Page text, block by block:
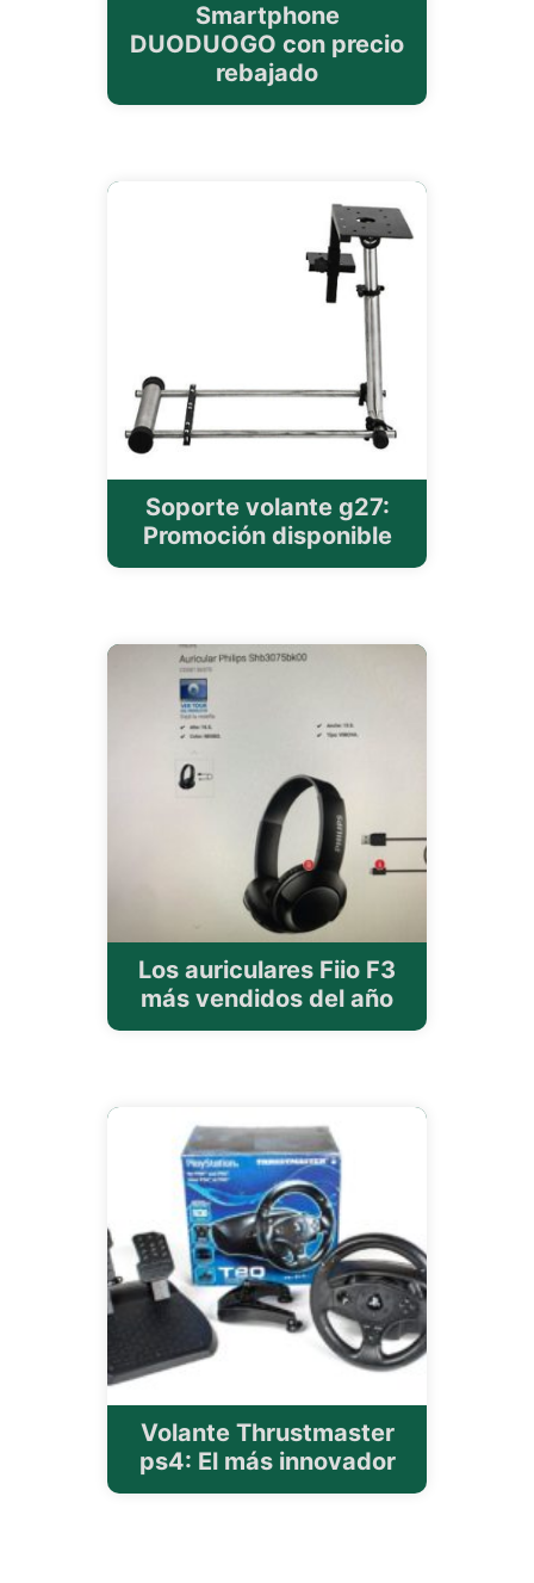
Smartphone
DUODUOGO con precio
rebajado
Soporte volante g27:
Promoción disponible
Los auriculares Fiio F3
más vendidos del año
Volante Thrustmaster
ps4: El más innovador